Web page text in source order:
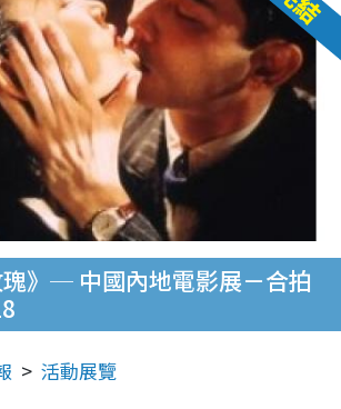
瑰》─ 中國內地電影展－合拍
活動展覽